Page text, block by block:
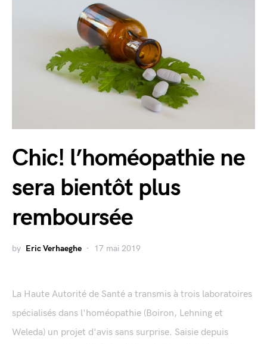
Chic! l’homéopathie ne
sera bientôt plus
remboursée
by Eric Verhaeghe 17 mai 2019
La Haute Autorité de Santé a transmis à trois laboratoires
spécialisés dans l'homéopathie (Boiron, Lehning et
Weleda) un projet d'avis sans surprise. Saisie depuis